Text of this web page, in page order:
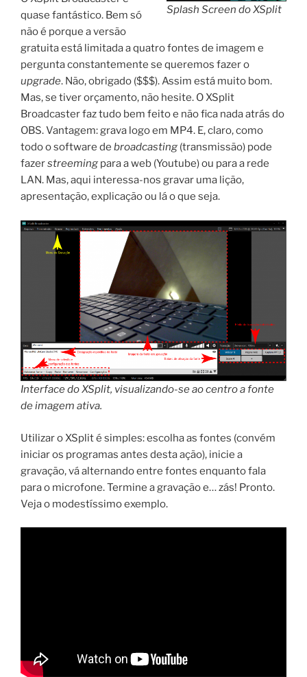
Splash Screen do XSplit
quase fantástico. Bem só
não é porque a versão
gratuita está limitada a quatro fontes de imagem e
pergunta constantemente se queremos fazer o
upgrade. Não, obrigado ($$$). Assim está muito bom.
Mas, se tiver orçamento, não hesite. O XSplit
Broadcaster faz tudo bem feito e não fica nada atrás do
OBS. Vantagem: grava logo em MP4. E, claro, como
todo o software de broadcasting (transmissão) pode
fazerstreeming para a web (Youtube) ou para a rede
LAN. Mas, aqui interessa-nos gravar uma lição,
apresentação, explicação ou lá o que seja.
Interface do XSplit, visualizando-se ao centro a fonte
de imagem ativa.
Utilizar o XSplit é simples: escolha as fontes (convém
iniciar os programas antes desta ação), inicie a
gravação, vá alternando entre fontes enquanto fala
para o microfone. Termine a gravação e… zás! Pronto.
Veja o modestíssimo exemplo.